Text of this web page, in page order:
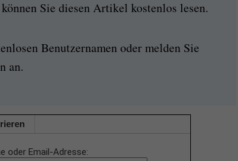
Sie diesen Artikel kostenlos lesen.
Benutzernamen oder melden Sie
an.
oder Email-Adresse